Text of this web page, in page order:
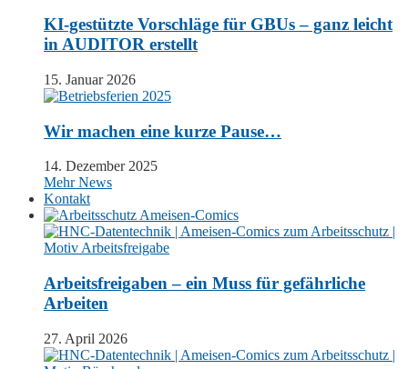
KI-gestützte Vorschläge für GBUs – ganz leicht
in AUDITOR erstellt
15. Januar 2026
Wir machen eine kurze Pause…
14. Dezember 2025
Mehr News
Kontakt
Arbeitsfreigaben – ein Muss für gefährliche
Arbeiten
27. April 2026